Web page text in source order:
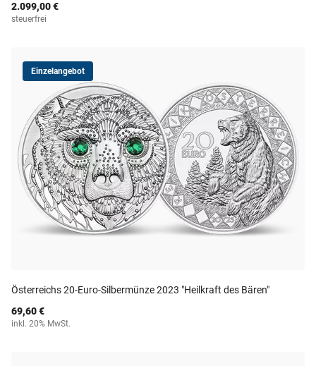
2.099,00 €
steuerfrei
Einzelangebot
Österreichs 20-Euro-Silbermünze 2023 "Heilkraft des Bären"
69,60 €
inkl. 20% MwSt.